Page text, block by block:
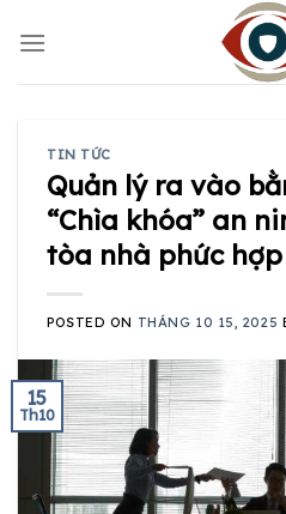
TIN TỨC
Quản lý ra vào
“Chìa khóa” an
tòa nhà phức hợp
POSTED ON THÁNG 10 15, 2025
15
Th10